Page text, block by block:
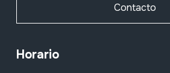
Contacto
Horario